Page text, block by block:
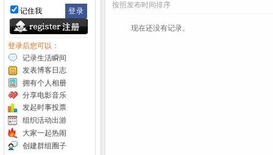
记住我
登录后您可以：
记录生活瞬间
发表博客日志
拥有个人相册
分享电影音乐
发起时事投票
组织活动出游
大家一起热闹
创建群组圈子
按照发布时间排序
现在还没有记录。